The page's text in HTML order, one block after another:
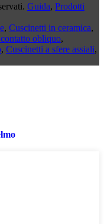
Guida, Prodotti
, Cuscinetti in ceramica,
obliquo,
, Cuscinetti a sfere assiali,